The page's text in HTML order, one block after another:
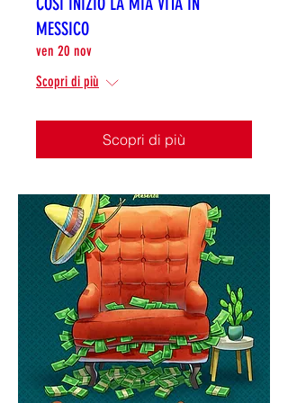
MESSICO
ven 20 nov
Scopri di più
Scopri di più